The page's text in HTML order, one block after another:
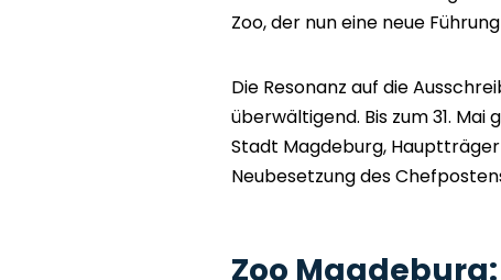
Zoo, der nun eine neue
Die Resonanz auf die
überwältigend. Bis zum 31. Mai
Stadt Magdeburg,
Neubesetzung des
Zoo